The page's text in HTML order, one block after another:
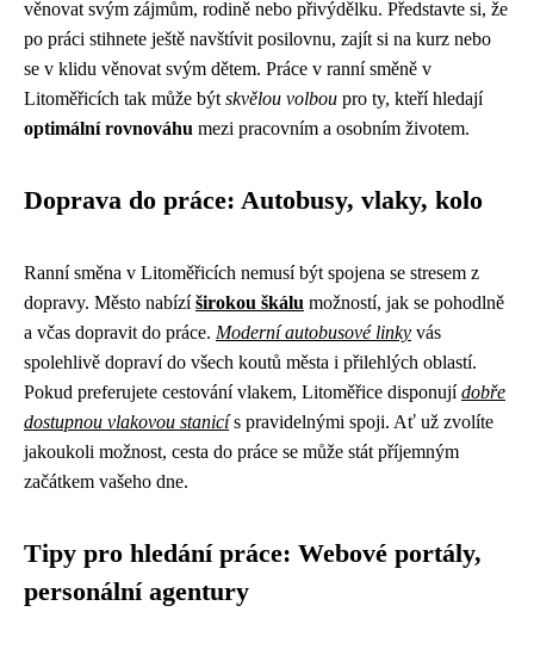
věnovat svým zájmům, rodině nebo přivýdělku. Představte si, že
po práci stihnete ještě navštívit posilovnu, zajít si na kurz nebo
se v klidu věnovat svým dětem. Práce v ranní směně v
Litoměřicích tak může být skvělou volbou pro ty, kteří hledají
optimální rovnováhu mezi pracovním a osobním životem.
Doprava do práce: Autobusy, vlaky, kolo
Ranní směna v Litoměřicích nemusí být spojena se stresem z
dopravy. Město nabízíširokou škálu možností, jak se pohodlně
a včas dopravit do práce. Moderní autobusové linky vás
spolehlivě dopraví do všech koutů města i přilehlých oblastí.
Pokud preferujete cestování vlakem, Litoměřice disponujídobře
dostupnou vlakovou stanicís pravidelnými spoji. Ať už zvolíte
jakoukoli možnost, cesta do práce se může stát příjemným
začátkem vašeho dne.
Tipy pro hledání práce: Webové portály,
personální agentury